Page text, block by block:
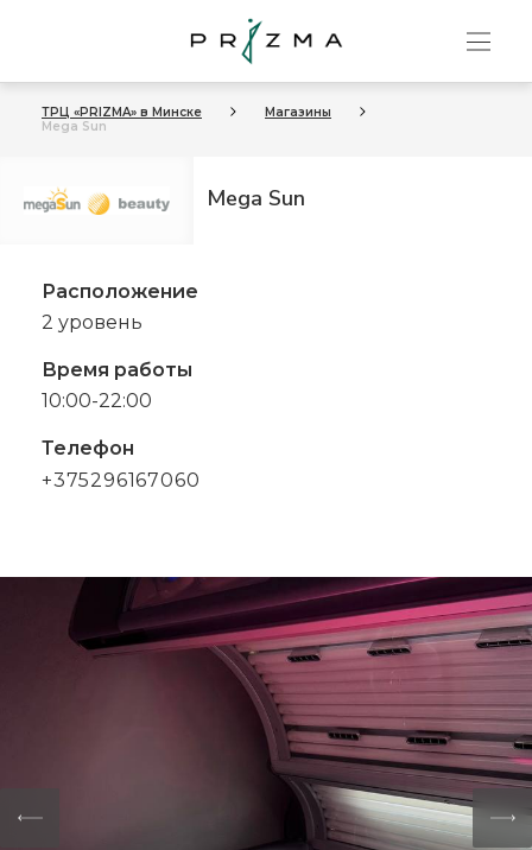
ТРЦ «PRIZMA» в Минске
Магазины
Mega Sun
Mega Sun
Расположение
2 уровень
Время работы
10:00-22:00
Телефон
+375296167060